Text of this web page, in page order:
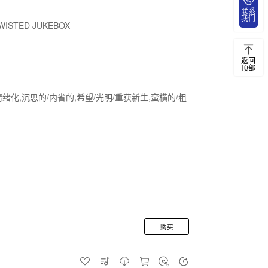
JUKEBOX
化,沉思的/内省的,希望/光明/重获新生,蛮横的/粗
购买
联系
我们
返回
顶部